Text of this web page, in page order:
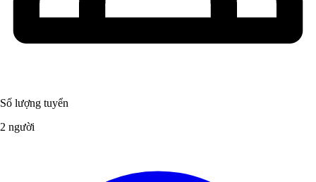
Số lượng tuyển
2 người